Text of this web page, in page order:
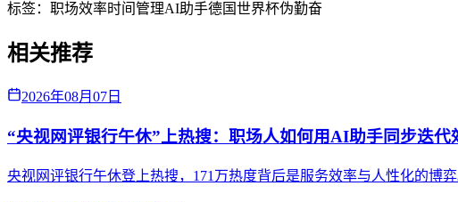
标签： 职场效率时间管理AI助手德国世界杯伪勤奋
相关推荐
2026年08月07日
“央视网评银行午休”上热搜：职场人如何用AI助手同步迭代
央视网评银行午休登上热搜，171万热度背后是服务效率与人性化的博